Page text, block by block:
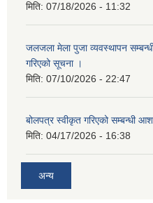
मिति: 07/18/2026 - 11:32
जलजला मेला पुजा व्यवस्थापन
गरिएको सूचना ।
मिति: 07/10/2026 - 22:47
बोलपत्र स्वीकृत गरिएको सम्बन्धी
मिति: 04/17/2026 - 16:38
अन्य